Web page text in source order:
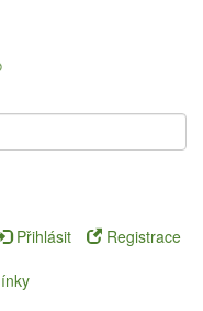
Přihlásit
Registrace